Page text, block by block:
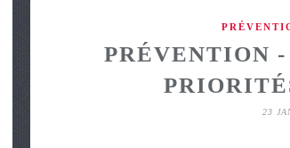
PRÉVENTION
23